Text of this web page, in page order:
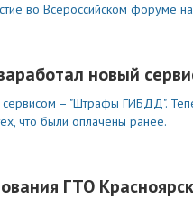
во Всероссийском форуме
новый
– "Штрафы ГИБДД".
что были оплачены ранее.
ГТО